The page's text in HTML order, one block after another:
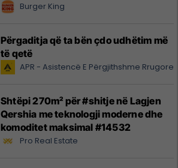
Burger King
Përgaditja që ta bën çdo udhëtim më
të qetë
APR - Asistencë E Përgjithshme Rrugore
Shtëpi 270m² për #shitje në Lagjen
Qershia me teknologji moderne dhe
komoditet maksimal #14532
Pro Real Estate